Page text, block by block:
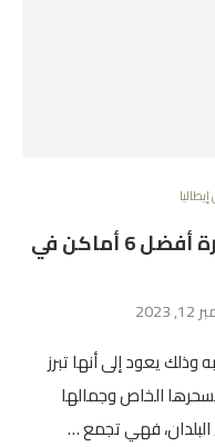
السياحة في إيطاليا | قم بزيارة أفضل 6 أماكن في
يعود إلى أنها تبرز
الخاص وجمالها
البلدان، فهي تجمع …